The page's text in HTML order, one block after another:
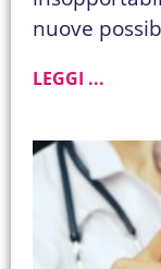
nuove
LEGGI ...